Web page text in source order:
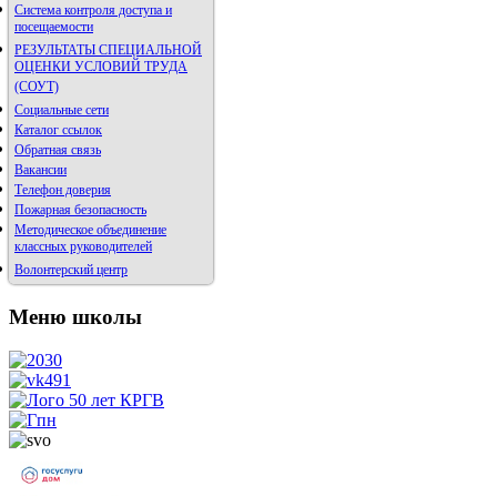
Система контроля доступа и
посещаемости
РЕЗУЛЬТАТЫ СПЕЦИАЛЬНОЙ
ОЦЕНКИ УСЛОВИЙ ТРУДА
(СОУТ)
Социальные сети
Каталог ссылок
Обратная связь
Вакансии
Телефон доверия
Пожарная безопасность
Методическое объединение
классных руководителей
Волонтерский центр
Меню школы